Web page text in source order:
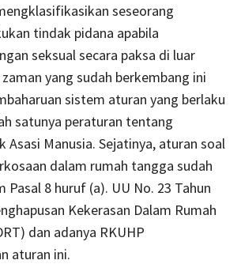
seseorang
tindak pidana apabila
seksual secara paksa di luar
yang sudah berkembang ini
sistem aturan yang berlaku
satunya peraturan tentang
Asasi Manusia. Sejatinya, aturan soal
dalam rumah tangga sudah
8 huruf (a). UU No. 23 Tahun
Kekerasan Dalam Rumah
dan adanya RKUHP
aturan ini.